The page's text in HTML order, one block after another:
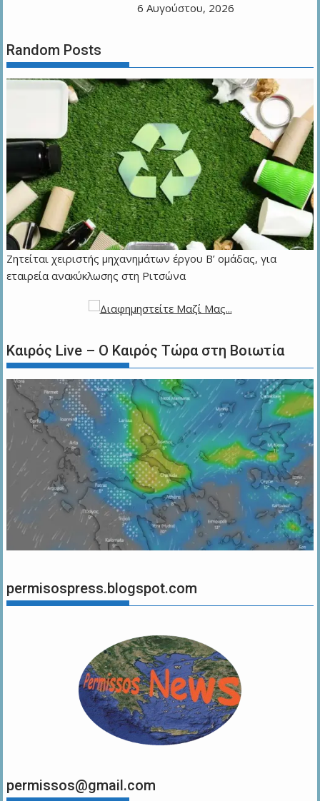
6 Αυγούστου, 2026
Random Posts
Ζητείται χειριστής μηχανημάτων έργου Β’ ομάδας, για
εταιρεία ανακύκλωσης στη Ριτσώνα
Καιρός Live – Ο Καιρός Τώρα στη Βοιωτία
permisospress.blogspot.com
permissos@gmail.com